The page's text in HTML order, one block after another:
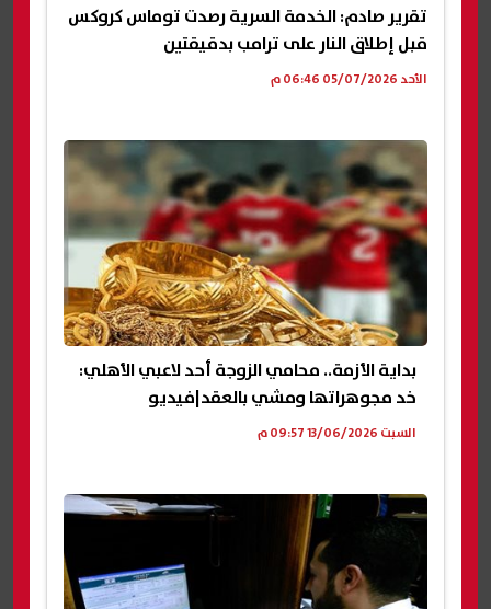
تقرير صادم: الخدمة السرية رصدت توماس كروكس
قبل إطلاق النار على ترامب بدقيقتين
الأحد 05/07/2026 06:46 م
بداية الأزمة.. محامي الزوجة أحد لاعبي الأهلي:
خد مجوهراتها ومشي بالعقد|فيديو
السبت 13/06/2026 09:57 م